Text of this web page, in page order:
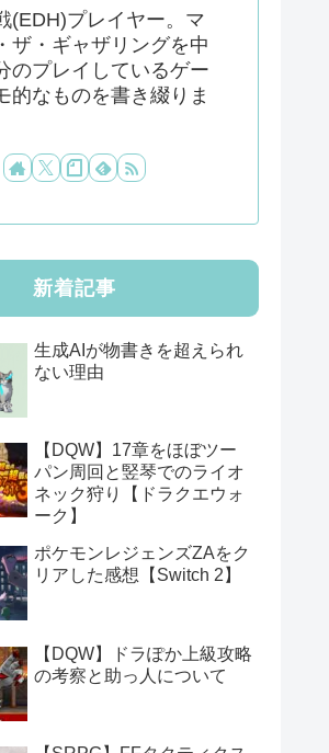
(EDH)プレイヤー。マ
ザ・ギャザリングを中
のプレイしているゲー
的なものを書き綴りま
新着記事
生成AIが物書きを超えられ
ない理由
【DQW】17章をほぼツー
パン周回と竪琴でのライオ
ネック狩り【ドラクエウォ
ーク】
ポケモンレジェンズZAをク
リアした感想【Switch 2】
【DQW】ドラぽか上級攻略
の考察と助っ人について